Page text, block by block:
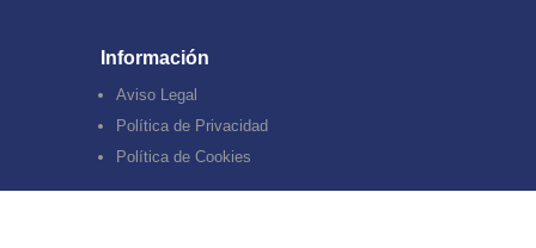
Información
Aviso Legal
Política de Privacidad
Política de Cookies